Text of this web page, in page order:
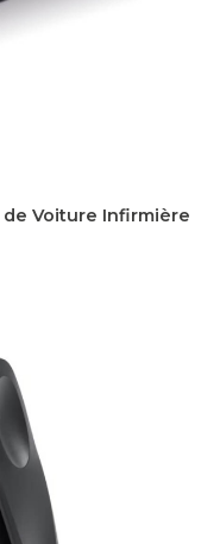
Voiture Infirmière